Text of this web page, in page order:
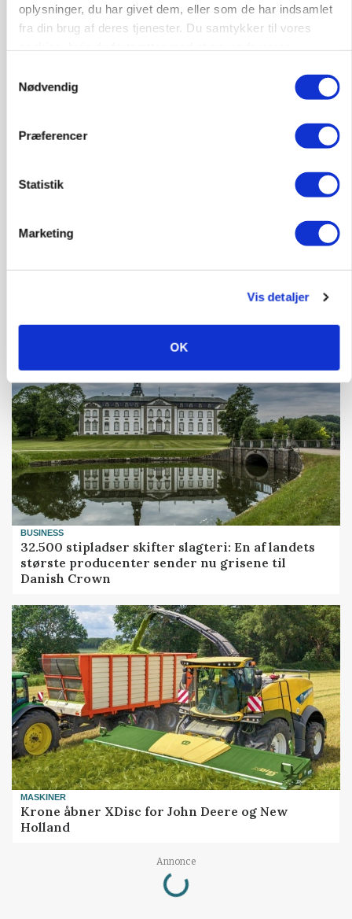
oplysninger, du har givet dem, eller som de har indsamlet
fra din brug af deres tjenester. Du samtykker til vores
Nødvendig
Præferencer
Statistik
Marketing
Vis detaljer
OK
ARRANGEMENT
Markvandring sætter fokus på elefantgræs
Loading...
BUSINESS
32.500 stipladser skifter slagteri: En af landets
største producenter sender nu grisene til
Danish Crown
MASKINER
Krone åbner XDisc for John Deere og New
Holland
Annonce
Loading...